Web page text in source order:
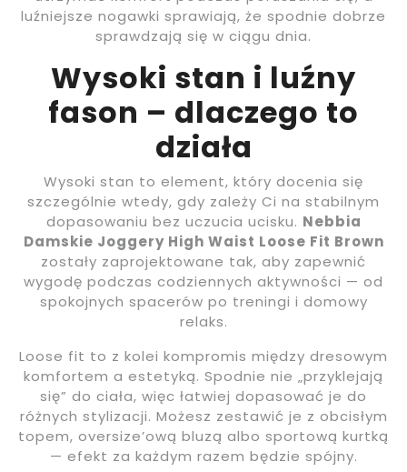
luźniejsze nogawki sprawiają, że spodnie dobrze
sprawdzają się w ciągu dnia.
Wysoki stan i luźny
fason – dlaczego to
działa
Wysoki stan to element, który docenia się
szczególnie wtedy, gdy zależy Ci na stabilnym
dopasowaniu bez uczucia ucisku. Nebbia
Damskie Joggery High Waist Loose Fit Brown
zostały zaprojektowane tak, aby zapewnić
wygodę podczas codziennych aktywności — od
spokojnych spacerów po treningi i domowy
relaks.
Loose fit to z kolei kompromis między dresowym
komfortem a estetyką. Spodnie nie „przyklejają
się” do ciała, więc łatwiej dopasować je do
różnych stylizacji. Możesz zestawić je z obcisłym
topem, oversize’ową bluzą albo sportową kurtką
— efekt za każdym razem będzie spójny.